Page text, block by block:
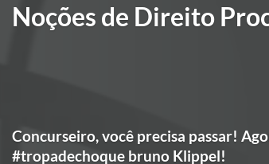
Noções de Direito
Concurseiro, você precisa passar!
#tropadechoque bruno Klippel!